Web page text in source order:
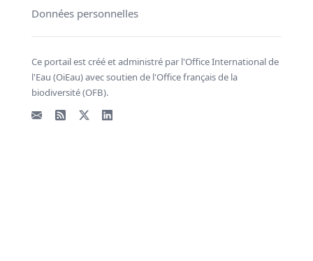
Données personnelles
Ce portail est créé et administré par l'Office International de
l'Eau (OiEau) avec soutien de l'Office français de la
biodiversité (OFB).